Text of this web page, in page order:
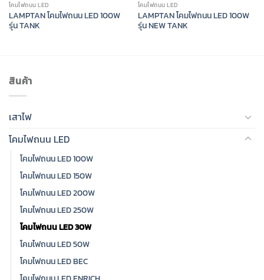
โคมไฟถนน LED
LAMPTAN โคมไฟถนน LED 100W
รุ่น TANK
โคมไฟถนน LED
LAMPTAN โคมไฟถนน LED 100W
รุ่น NEW TANK
สินค้า
เสาไฟ
โคมไฟถนน LED
โคมไฟถนน LED 100W
โคมไฟถนน LED 150W
โคมไฟถนน LED 200W
โคมไฟถนน LED 250W
โคมไฟถนน LED 30W
โคมไฟถนน LED 50W
โคมไฟถนน LED BEC